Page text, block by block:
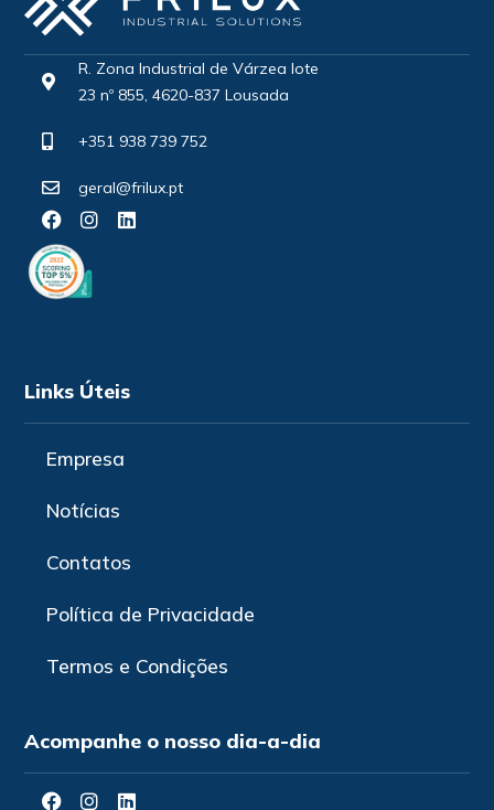
R. Zona Industrial de Várzea lote
23 nº 855, 4620-837 Lousada
+351 938 739 752
geral@frilux.pt
Links Úteis
Empresa
Notícias
Contatos
Política de Privacidade
Termos e Condições
Acompanhe o nosso dia-a-dia